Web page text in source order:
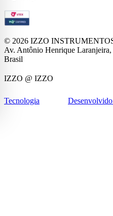
© 2026 IZZO
Av. Antônio Henrique Laranjeira,
Brasil
IZZO @ IZZO
Tecnologia